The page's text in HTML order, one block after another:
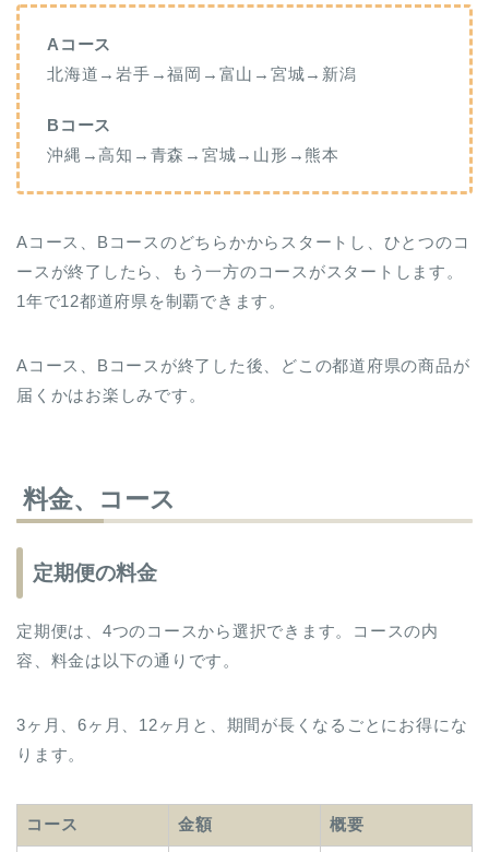
Aコース
北海道→岩手→福岡→富山→宮城→新潟
Bコース
沖縄→高知→青森→宮城→山形→熊本
Aコース、Bコースのどちらかからスタートし、ひとつのコ
ースが終了したら、もう一方のコースがスタートします。
1年で12都道府県を制覇できます。
Aコース、Bコースが終了した後、どこの都道府県の商品が
届くかはお楽しみです。
料金、コース
定期便の料金
定期便は、4つのコースから選択できます。コースの内
容、料金は以下の通りです。
3ヶ月、6ヶ月、12ヶ月と、期間が長くなるごとにお得にな
ります。
コース 金額 概要